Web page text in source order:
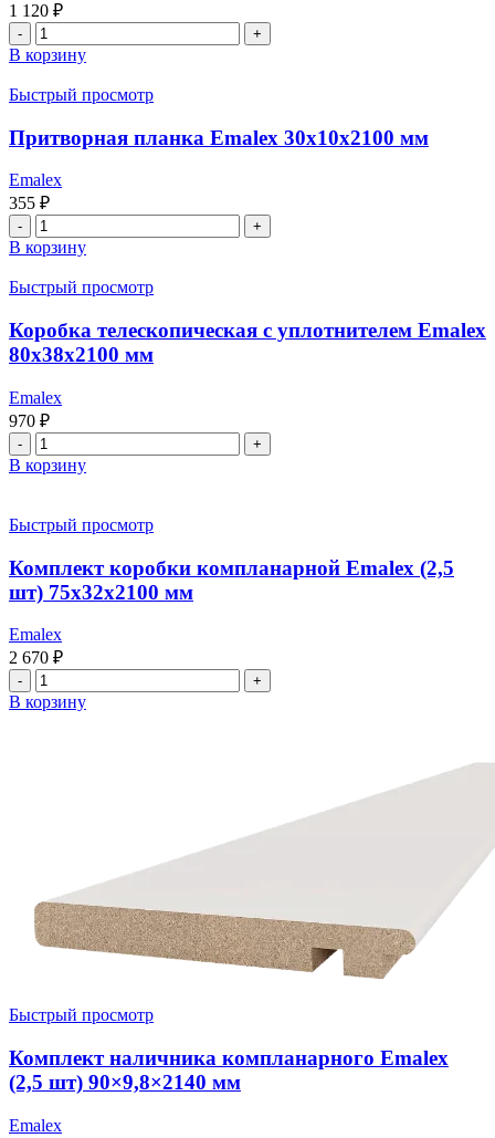
1 120 ₽
Количество
товара
Добор
телескопический
Emalex
мм
В корзину
Быстрый просмотр
Притворная планка Emalex 30x10x2100 мм
Emalex
355 ₽
Количество
товара
планка
30x10x2100
мм
В корзину
Быстрый просмотр
Коробка телескопическая с уплотнителем Emalex
80x38x2100 мм
Emalex
970 ₽
Количество
товара
Коробка
с
уплотнителем
80x38x2100
мм
В корзину
Быстрый просмотр
Комплект коробки компланарной Emalex (2,5
шт) 75x32x2100 мм
Emalex
2 670 ₽
Количество
товара
Комплект
В корзину
Быстрый просмотр
Комплект наличника компланарного Emalex
(2,5 шт) 90×9,8×2140 мм
Emalex